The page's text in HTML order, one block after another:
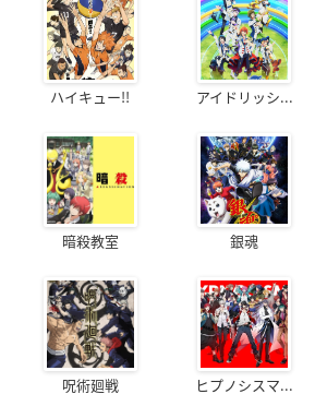
ハイキュー!! アイドリッシ...
暗殺教室 銀魂
呪術廻戦 ヒプノシスマ...